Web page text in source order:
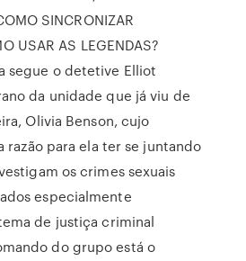
SINCRONIZAR
USAR AS LEGENDAS?
segue o detetive Elliot
da unidade que já viu de
Olivia Benson, cujo
razão para ela ter se juntando
os crimes sexuais
especialmente
de justiça criminal
do grupo está o